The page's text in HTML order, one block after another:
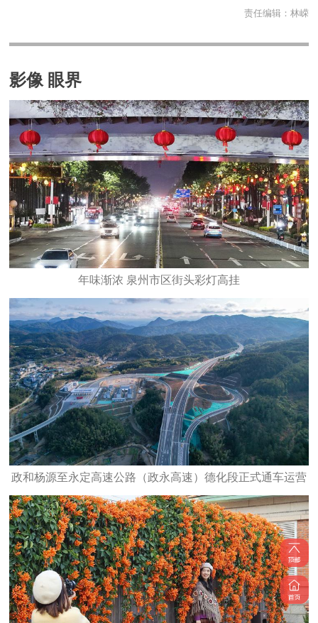
责任编辑： 林嵘
影像 眼界
年味渐浓 泉州市区街头彩灯高挂
政和杨源至永定高速公路（政永高速）德化段正式通车运营